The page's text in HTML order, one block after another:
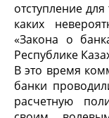
отступление
каких
«Закона о
Республике
В это время
банки
расчетную